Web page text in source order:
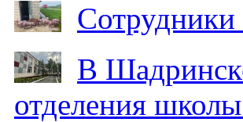
В
отделения